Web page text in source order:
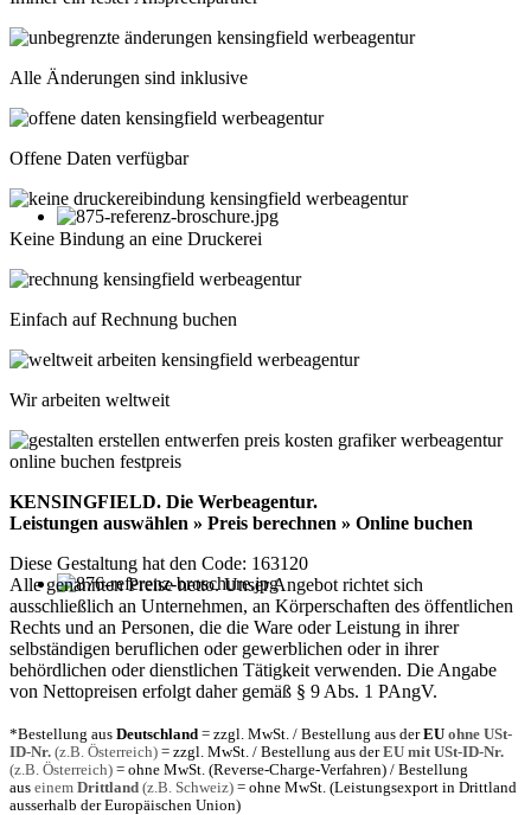
Alle Änderungen sind inklusive
Offene Daten verfügbar
Keine Bindung an eine Druckerei
Einfach auf Rechnung buchen
Wir arbeiten weltweit
KENSINGFIELD. Die Werbeagentur.
Leistungen auswählen » Preis berechnen » Online buchen
Diese Gestaltung hat den Code: 163120
Alle genannten Preise netto. Unser Angebot richtet sich
ausschließlich an Unternehmen, an Körperschaften des öffentlichen
Rechts und an Personen, die die Ware oder Leistung in ihrer
selbständigen beruflichen oder gewerblichen oder in ihrer
behördlichen oder dienstlichen Tätigkeit verwenden. Die Angabe
von Nettopreisen erfolgt daher gemäß § 9 Abs. 1 PAngV.
*Bestellung aus Deutschland = zzgl. MwSt. / Bestellung aus derEU ohne USt-
ID-Nr. (z.B. Österreich) = zzgl. MwSt. / Bestellung aus derEU mit USt-ID-Nr.
(z.B. Österreich) = ohne MwSt. (Reverse-Charge-Verfahren) / Bestellung
aus einem Drittland (z.B. Schweiz) = ohne MwSt. (Leistungsexport in Drittland
ausserhalb der Europäischen Union)